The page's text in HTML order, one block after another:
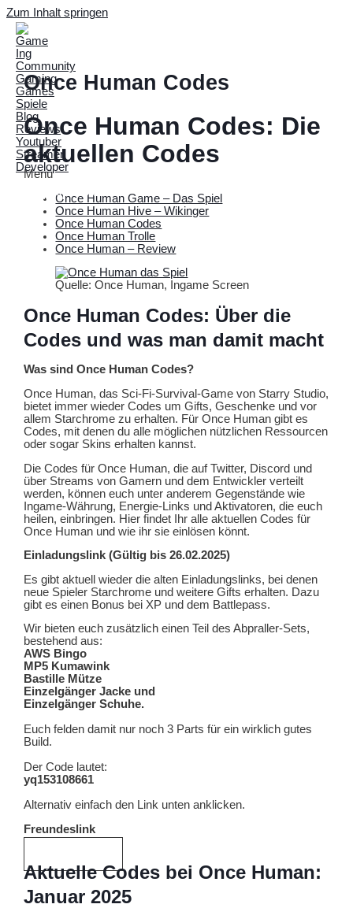
Zum Inhalt springen
Main Menu
Once Human Codes
Once Human Codes: Die
aktuellen Codes
Menü
Once Human Game – Das Spiel
Once Human Hive – Wikinger
Once Human Codes
Once Human Trolle
Once Human – Review
Quelle: Once Human, Ingame Screen
Once Human Codes: Über die
Codes und was man damit macht
Was sind Once Human Codes?
Once Human, das Sci-Fi-Survival-Game von Starry Studio,
bietet immer wieder Codes um Gifts, Geschenke und vor
allem Starchrome zu erhalten. Für Once Human gibt es
Codes, mit denen du alle möglichen nützlichen Ressourcen
oder sogar Skins erhalten kannst.
Die Codes für Once Human, die auf Twitter, Discord und
über Streams von Gamern und dem Entwickler verteilt
werden, können euch unter anderem Gegenstände wie
Ingame-Währung, Energie-Links und Aktivatoren, die euch
heilen, einbringen. Hier findet Ihr alle aktuellen Codes für
Once Human und wie ihr sie einlösen könnt.
Einladungslink (Gültig bis 26.02.2025)
Es gibt aktuell wieder die alten Einladungslinks, bei denen
neue Spieler Starchrome und weitere Gifts erhalten. Dazu
gibt es einen Bonus bei XP und dem Battlepass.
Wir bieten euch zusätzlich einen Teil des Abpraller-Sets,
bestehend aus:
AWS Bingo
MP5 Kumawink
Bastille Mütze
Einzelgänger Jacke und
Einzelgänger Schuhe.
Euch felden damit nur noch 3 Parts für ein wirklich gutes
Build.
Der Code lautet:
yq153108661
Alternativ einfach den Link unten anklicken.
Freundeslink
Aktuelle Codes bei Once Human:
Januar 2025